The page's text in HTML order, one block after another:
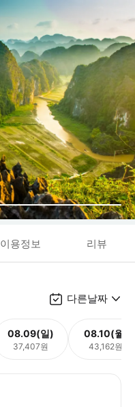
이용정보 리뷰
다른날짜
08.09(일)
37,407원
08.10(월)
43,162원